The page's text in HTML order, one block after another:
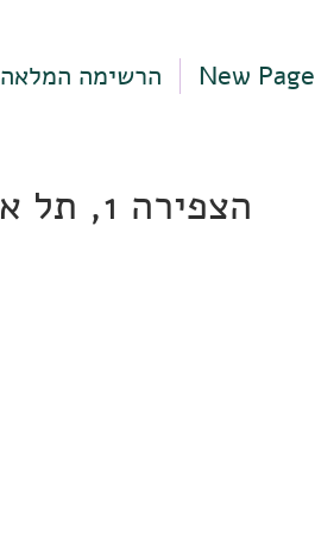
הרשימה המלאה New Page
הצפירה 1, תל אביב-יפו